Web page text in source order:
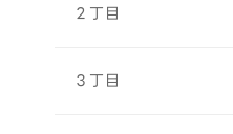
２丁目
３丁目